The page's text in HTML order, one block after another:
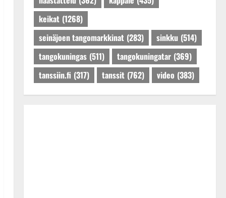
keikat (1268)
seinäjoen tangomarkkinat (283) sinkku (514)
tangokuningas (511) tangokuningatar (369)
tanssiin.fi (317) tanssit (762) video (383)